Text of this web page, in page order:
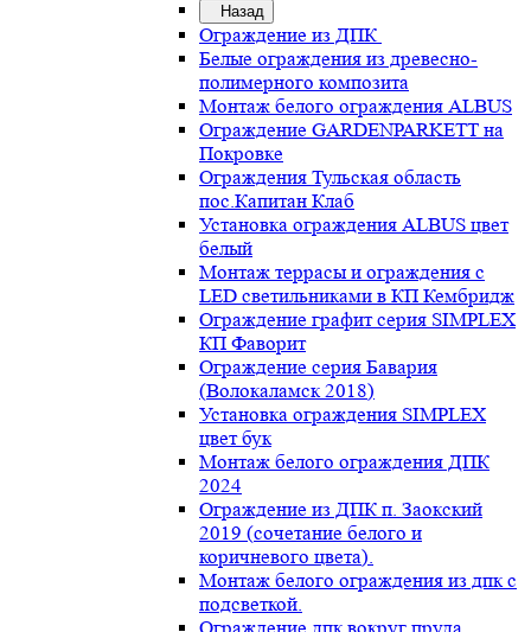
Назад
Ограждение из ДПК
Белые ограждения из древесно-
полимерного композита
Монтаж белого ограждения ALBUS
Ограждение GARDENPARKETT на
Покровке
Ограждения Тульская область
пос.Капитан Клаб
Установка ограждения ALBUS цвет
белый
Монтаж террасы и ограждения с
LED светильниками в КП Кембридж
Ограждение графит серия SIMPLEX
КП Фаворит
Ограждение серия Бавария
(Волокаламск 2018)
Установка ограждения SIMPLEX
цвет бук
Монтаж белого ограждения ДПК
2024
Ограждение из ДПК п. Заокский
2019 (сочетание белого и
коричневого цвета).
Монтаж белого ограждения из дпк с
подсветкой.